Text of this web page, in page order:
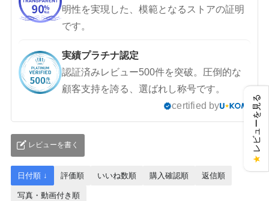
明性を実現した、模範となるストアの証明
です。
実績プラチナ認定
認証済みレビュー500件を突破。圧倒的な
顧客支持を誇る、選ばれし称号です。
certified by
レビューを書く
日付順 ↓ 評価順 いいね数順 購入確認順 返信順
写真・動画付き順
★
レビューを見る